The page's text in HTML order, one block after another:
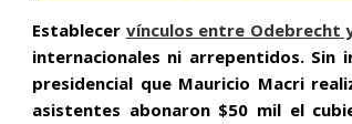
Establecer vínculos entre Odebrecht
internacionales ni arrepentidos. Sin
presidencial que Mauricio Macri
asistentes abonaron $50 mil el